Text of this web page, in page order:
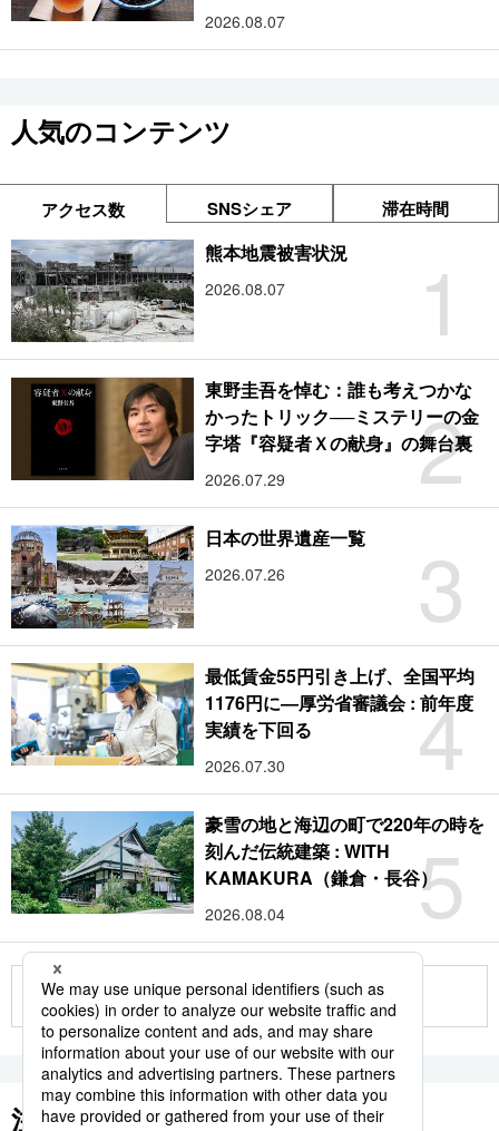
2026.08.07
人気のコンテンツ
アクセス数 SNSシェア 滞在時間
1
熊本地震被害状況
2026.08.07
2
東野圭吾を悼む：誰も考えつかな
かったトリック──ミステリーの金
字塔『容疑者Ｘの献身』の舞台裏
2026.07.29
3
日本の世界遺産一覧
2026.07.26
4
最低賃金55円引き上げ、全国平均
1176円に―厚労省審議会 : 前年度
実績を下回る
2026.07.30
5
豪雪の地と海辺の町で220年の時を
刻んだ伝統建築 : WITH
KAMAKURA（鎌倉・長谷）
2026.08.04
もっと見る
注目のキーワード